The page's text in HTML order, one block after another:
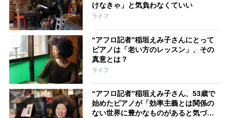
けなきゃ」と気負わなくていい
ライフ
“アフロ記者”稲垣えみ子さんにとって
ピアノは「老い方のレッスン」、その
真意とは？
ライフ
“アフロ記者”稲垣えみ子さん、53歳で
始めたピアノが「効率主義とは関係の
ない世界に豊かなものがあると気づか